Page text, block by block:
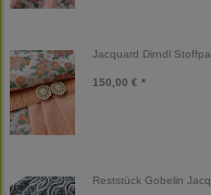
Jacquard Dirndl
150,00 € *
Reststück Gobelin